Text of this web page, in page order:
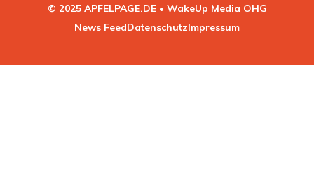
© 2025 APFELPAGE.DE • WakeUp Media OHG
News FeedDatenschutzImpressum